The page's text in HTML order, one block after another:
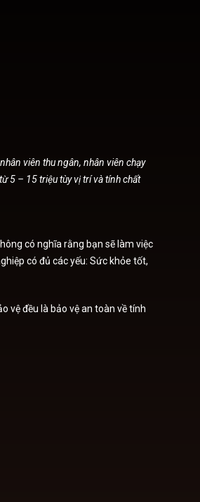
viên thu ngân, nhân viên chạy
5 – 15 triệu tùy vị trí và tính chất
có nghĩa rằng bạn sẽ làm việc
có đủ các yếu: Sức khỏe tốt,
vệ đều là bảo vệ an toàn về tính